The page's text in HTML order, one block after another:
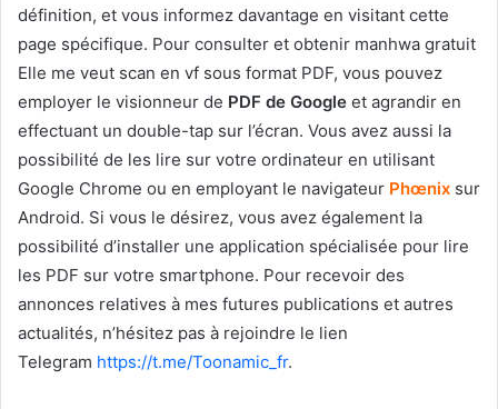
définition, et vous informez davantage en visitant cette
page spécifique. Pour consulter et obtenir manhwa gratuit
Elle me veut scan en vf sous format PDF, vous pouvez
employer le visionneur de PDF de Google et agrandir en
effectuant un double-tap sur l’écran. Vous avez aussi la
possibilité de les lire sur votre ordinateur en utilisant
Google Chrome ou en employant le navigateur Phœnix sur
Android. Si vous le désirez, vous avez également la
possibilité d’installer une application spécialisée pour lire
les PDF sur votre smartphone. Pour recevoir des
annonces relatives à mes futures publications et autres
actualités, n’hésitez pas à rejoindre le lien
Telegram https://t.me/Toonamic_fr.